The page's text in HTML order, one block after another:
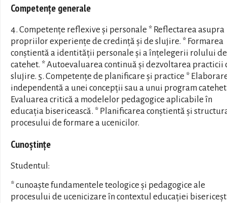
Competențe generale
4. Competențe reflexive și personale * Reflectarea asupra
propriilor experiențe de credință și de slujire. * Formarea
conștientă a identității personale și a înțelegerii rolului de
catehet. * Autoevaluarea continuă și dezvoltarea practicii
slujire. 5. Competențe de planificare și practice *
independentă a unei concepții sau a unui program
Evaluarea critică a modelelor pedagogice aplicabile în
educația bisericească. * Planificarea conștientă și
procesului de formare a ucenicilor.
Cunoștințe
Studentul:
* cunoaște fundamentele teologice și pedagogice ale
procesului de ucenicizare în contextul educației